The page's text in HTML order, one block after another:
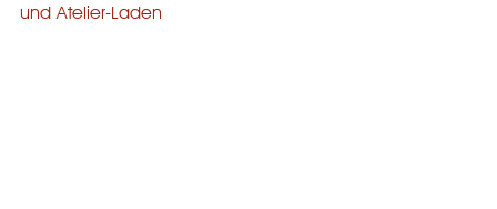
und Atelier-Laden